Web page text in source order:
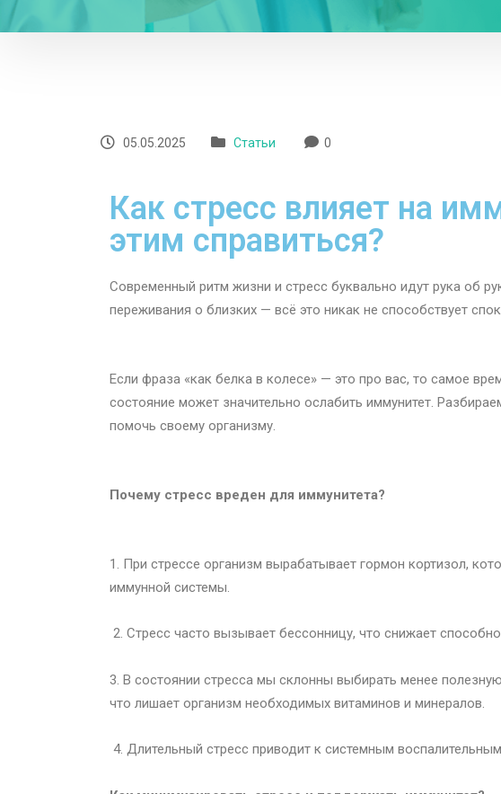
05.05.2025 Статьи 0
Как стресс влияет на
этим справиться?
Современный ритм жизни и стресс буквально идут рука об
переживания о близких — всё это никак не способствует
Если фраза «как белка в колесе» — это про вас, то самое
состояние может значительно ослабить иммунитет.
помочь своему организму.
Почему стресс вреден для иммунитета?
1. При стрессе организм вырабатывает гормон кортизол,
иммунной системы.
2. Стресс часто вызывает бессонницу, что снижает
3. В состоянии стресса мы склонны выбирать менее
что лишает организм необходимых витаминов и минералов.
4. Длительный стресс приводит к системным